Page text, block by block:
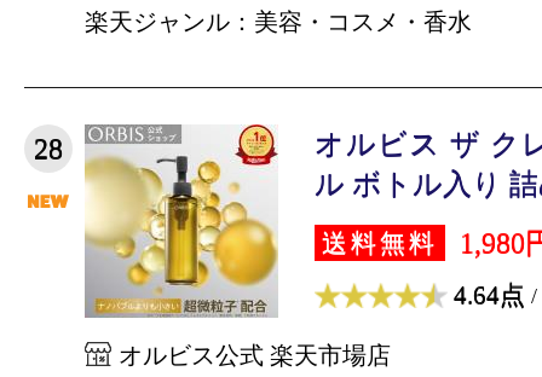
楽天ジャンル：美容・コスメ・香水
28
オルビス ザ ク
ル ボトル入り
送料無料 1,980
4.64点 /
オルビス公式 楽天市場店